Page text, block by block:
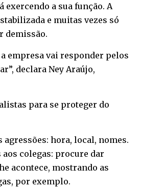
exercendo a sua função. A
e muitas vezes só
demissão.
a empresa vai responder pelos
declara Ney Araújo,
para se proteger do
agressões: hora, local, nomes.
colegas: procure dar
acontece, mostrando as
por exemplo.